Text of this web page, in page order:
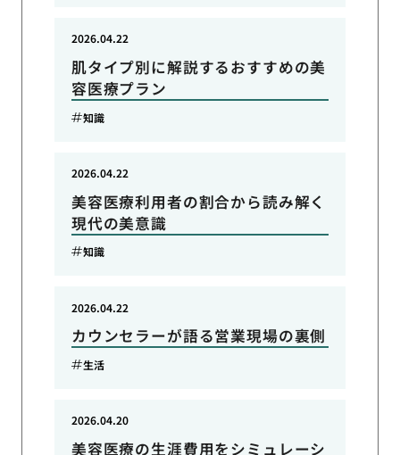
肌タイプ別に解説するおすすめの美
容医療プラン
2026.04.22
知識
美容医療利用者の割合から読み解く
現代の美意識
2026.04.22
知識
カウンセラーが語る営業現場の裏側
2026.04.22
生活
美容医療の生涯費用をシミュレーシ
2026.04.20